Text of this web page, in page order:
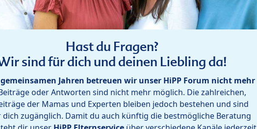
Hast du Fragen?
sind für dich und deinen Liebling da!
Jahren betreuen wir unser HiPP Forum nicht mehr
oder Antworten sind nicht mehr möglich. Die zahlreichen,
der Mamas und Experten bleiben jedoch bestehen und sind
zugänglich. Damit du auch künftig die bestmögliche Beratung